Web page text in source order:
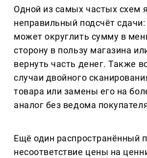
Одной из самых частых схем
неправильный подсчёт сдачи:
может округлить сумму в
сторону в пользу магазина
вернуть часть денег. Также
случаи двойного
товара или замены его на
аналог без ведома
Ещё один распространённый
несоответствие цены на